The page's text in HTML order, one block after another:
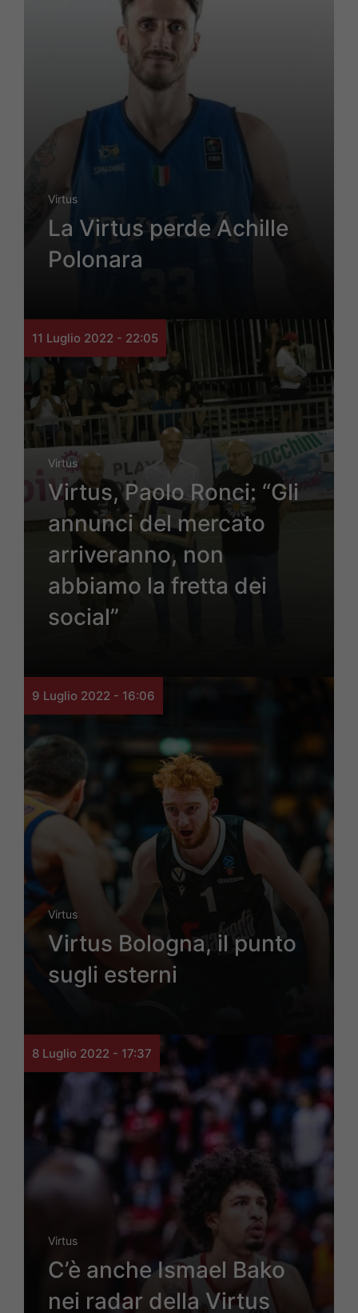
Virtus
La Virtus perde Achille
Polonara
11 Luglio 2022 - 22:05
Virtus
Virtus, Paolo Ronci: “Gli
annunci del mercato
arriveranno, non
abbiamo la fretta dei
social”
9 Luglio 2022 - 16:06
Virtus
Virtus Bologna, il punto
sugli esterni
8 Luglio 2022 - 17:37
Virtus
C’è anche Ismael Bako
nei radar della Virtus